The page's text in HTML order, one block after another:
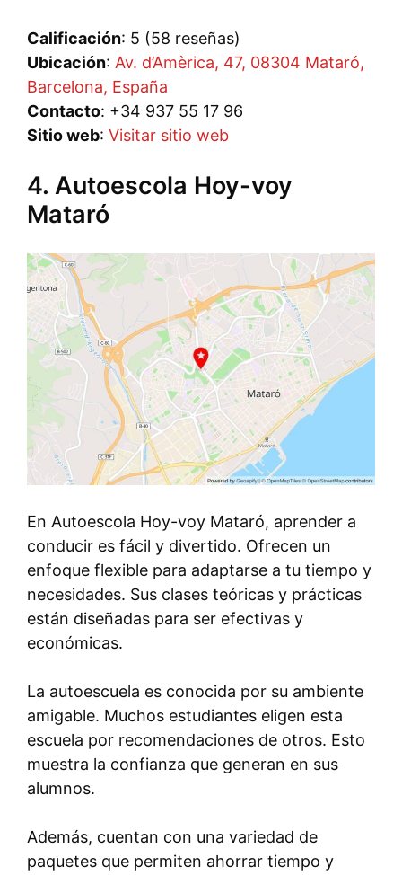
Calificación: 5 (58 reseñas)
Ubicación: Av. d’Amèrica, 47, 08304 Mataró,
Barcelona, España
Contacto: +34 937 55 17 96
Sitio web: Visitar sitio web
4. Autoescola Hoy-voy
Mataró
En Autoescola Hoy-voy Mataró, aprender a
conducir es fácil y divertido. Ofrecen un
enfoque flexible para adaptarse a tu tiempo y
necesidades. Sus clases teóricas y prácticas
están diseñadas para ser efectivas y
económicas.
La autoescuela es conocida por su ambiente
amigable. Muchos estudiantes eligen esta
escuela por recomendaciones de otros. Esto
muestra la confianza que generan en sus
alumnos.
Además, cuentan con una variedad de
paquetes que permiten ahorrar tiempo y